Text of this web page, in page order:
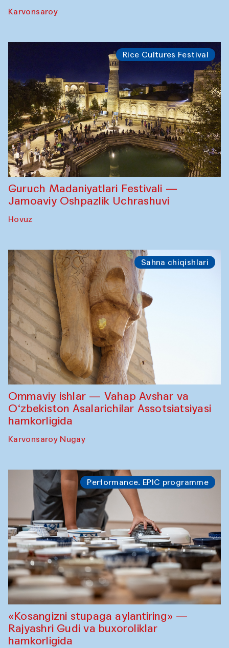
Karvonsaroy
Rice Cultures Festival
Guruch Madaniyatlari Festivali —
Jamoaviy Oshpazlik Uchrashuvi
Hovuz
Sahna chiqishlari
Ommaviy ishlar — Vahap Avshar va
O‘zbekiston Asalarichilar Assotsiatsiyasi
hamkorligida
Karvonsaroy Nugay
Performance. EPIC programme
«Kosangizni stupaga aylantiring» —
Rajyashri Gudi va buxoroliklar
hamkorligida